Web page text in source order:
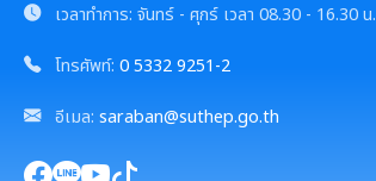
เวลาทำการ: จันทร์ - ศุกร์ เวลา 08.30 - 16.30 น.
โทรศัพท์: 0 5332 9251-2
อีเมล: saraban@suthep.go.th